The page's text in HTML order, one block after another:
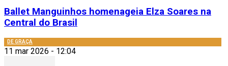
Ballet Manguinhos homenageia Elza Soares na
Central do Brasil
DE GRAÇA
11 mar 2026 - 12:04